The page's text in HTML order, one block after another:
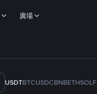
廣場
USDTBTCUSDCBNBETHSOL